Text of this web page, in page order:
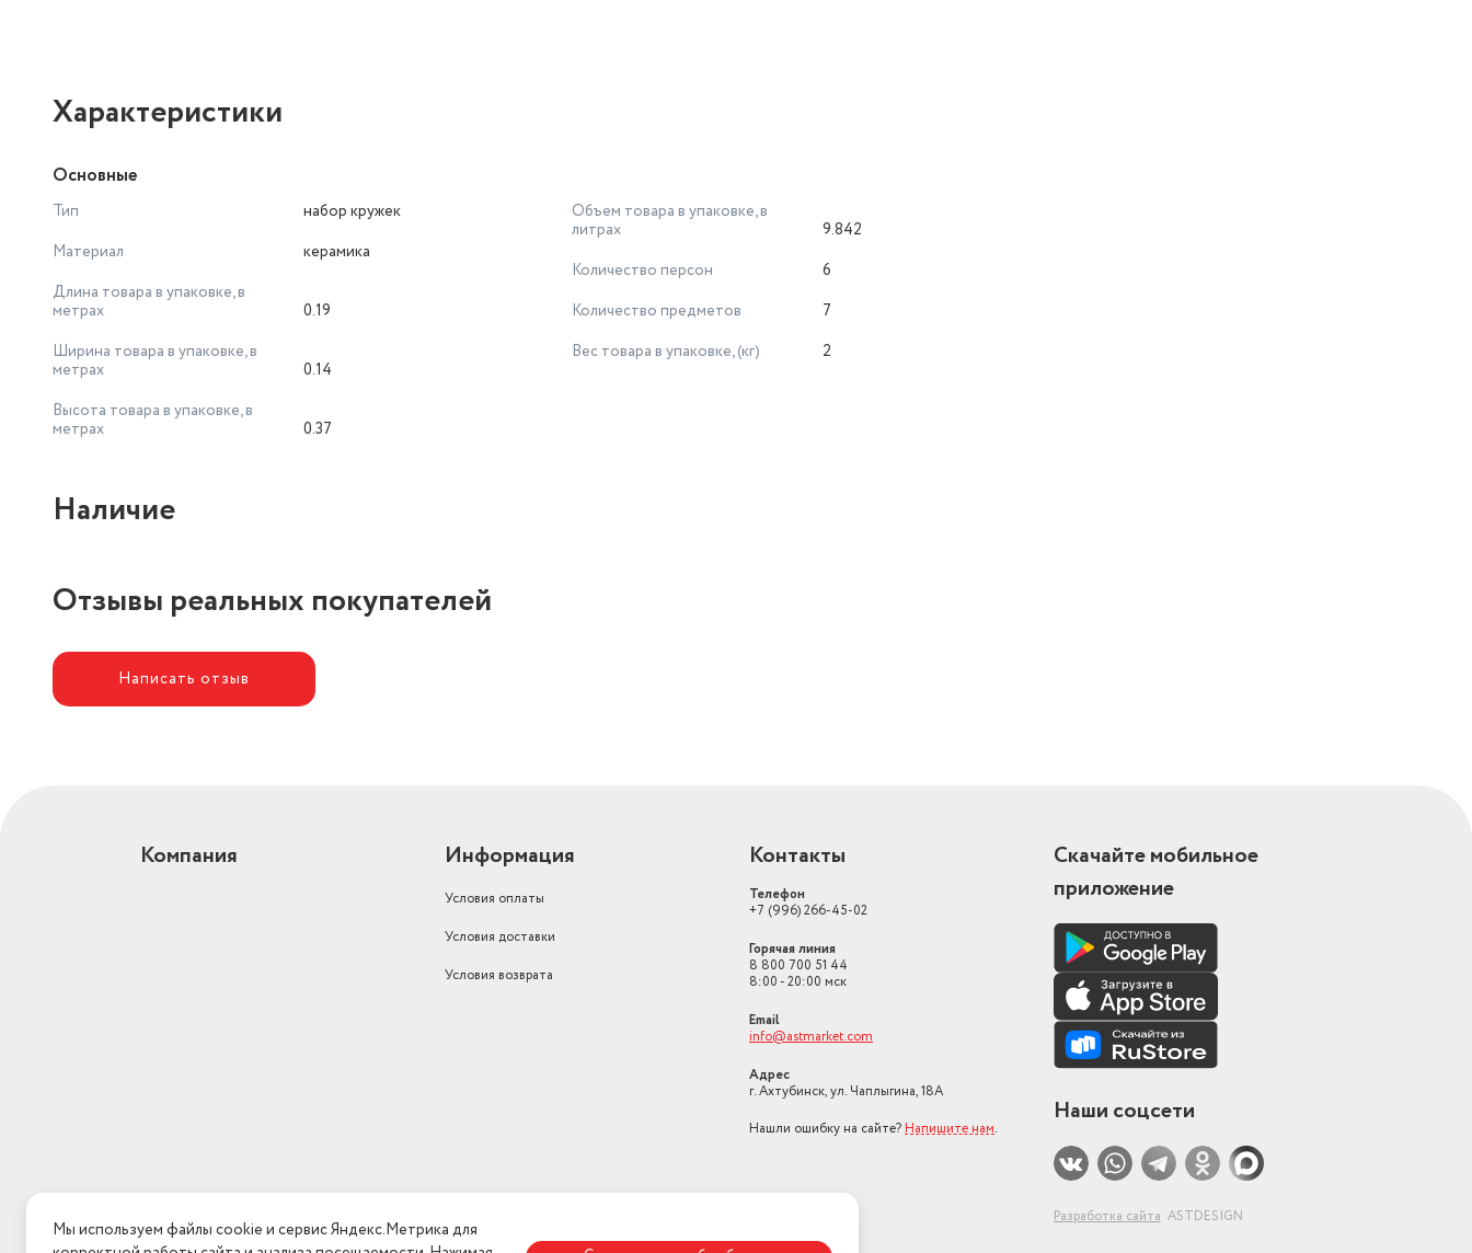
Характеристики
Основные
Тип
набор кружек
Материал
керамика
Длина товара в упаковке, в
метрах
0.19
Ширина товара в упаковке, в
метрах
0.14
Высота товара в упаковке, в
метрах
0.37
Объем товара в упаковке, в
литрах
9.842
Количество персон
6
Количество предметов
7
Вес товара в упаковке, (кг)
2
Наличие
Отзывы реальных покупателей
Написать отзыв
Компания Информация
Условия оплаты
Условия доставки
Условия возврата
Контакты
Телефон
+7 (996) 266-45-02
Горячая линия
8 800 700 51 44
8:00 - 20:00 мск
Email
info@astmarket.com
Адрес
г. Ахтубинск, ул. Чаплыгина, 18А
Нашли ошибку на сайте? Напишите нам.
Скачайте мобильное
приложение
Наши соцсети
Разработка сайта ASTDESIGN
Мы используем файлы cookie и сервис Яндекс.Метрика для